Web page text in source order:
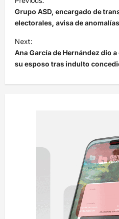
a
v
e
g
a
c
Grupo ASD, encargado de
electorales, avisa de
Next:
Ana García de Hernández dio
su esposo tras indulto